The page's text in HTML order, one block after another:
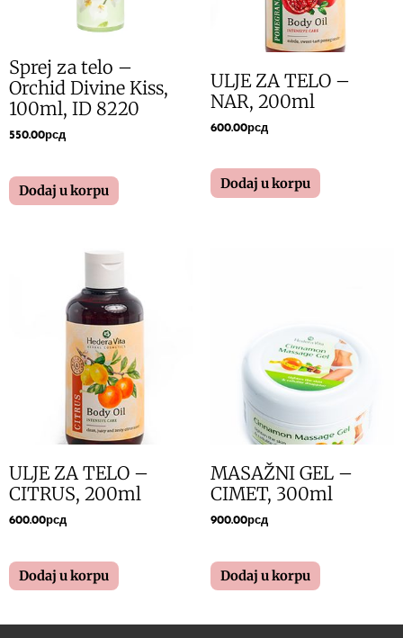
Sprej za telo –
Orchid Divine Kiss,
100ml, ID 8220
550.00рсд
Dodaj u korpu
ULJE ZA TELO –
NAR, 200ml
600.00рсд
Dodaj u korpu
ULJE ZA TELO –
CITRUS, 200ml
600.00рсд
Dodaj u korpu
MASAŽNI GEL –
CIMET, 300ml
900.00рсд
Dodaj u korpu